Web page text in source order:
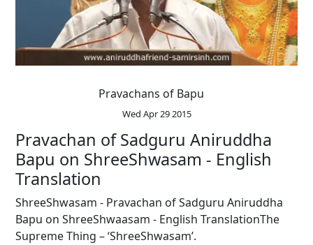
Pravachans of Bapu
Wed Apr 29 2015
Pravachan of Sadguru Aniruddha
Bapu on ShreeShwasam - English
Translation
ShreeShwasam - Pravachan of Sadguru Aniruddha
Bapu on ShreeShwaasam - English TranslationThe
Supreme Thing – ‘ShreeShwasam’.